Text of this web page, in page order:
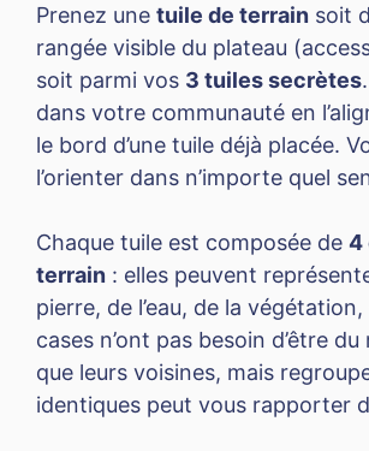
Prenez une tuile de terrain soit
rangée visible du plateau
soit parmi vos 3 tuiles secrètes
dans votre communauté en
le bord d’une tuile déjà placée.
l’orienter dans n’importe quel
Chaque tuile est composée de 4
terrain : elles peuvent
pierre, de l’eau, de la
cases n’ont pas besoin d’être
que leurs voisines, mais
identiques peut vous rapporter